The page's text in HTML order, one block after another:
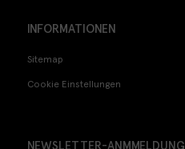
INFORMATIONEN
Sitemap
Cookie Einstellungen
NEWSLETTER-ANMMELDUNG